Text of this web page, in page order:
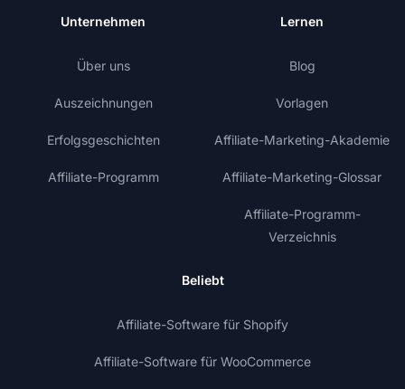
Unternehmen
Über uns
Auszeichnungen
Erfolgsgeschichten
Affiliate-Programm
Lernen
Blog
Vorlagen
Affiliate-Marketing-Akademie
Affiliate-Marketing-Glossar
Affiliate-Programm-
Verzeichnis
Beliebt
Affiliate-Software für Shopify
Affiliate-Software für WooCommerce